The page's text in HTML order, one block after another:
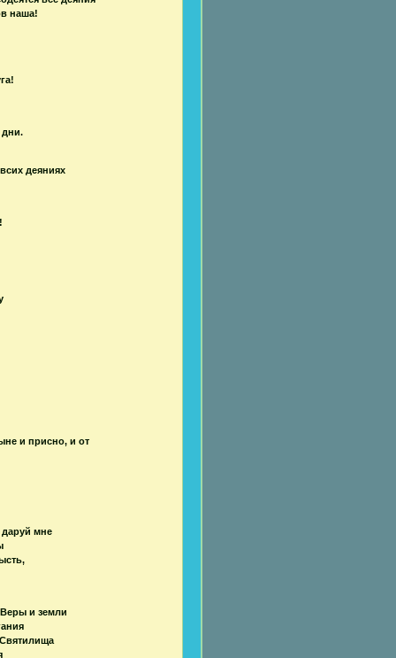
наша!
деяниях
и присно, и от
даруй мне
и земли